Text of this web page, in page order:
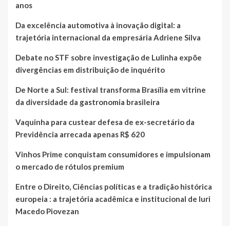
anos
Da excelência automotiva à inovação digital: a
trajetória internacional da empresária Adriene Silva
Debate no STF sobre investigação de Lulinha expõe
divergências em distribuição de inquérito
De Norte a Sul: festival transforma Brasília em vitrine
da diversidade da gastronomia brasileira
Vaquinha para custear defesa de ex-secretário da
Previdência arrecada apenas R$ 620
Vinhos Prime conquistam consumidores e impulsionam
o mercado de rótulos premium
Entre o Direito, Ciências políticas e a tradição histórica
europeia : a trajetória acadêmica e institucional de Iuri
Macedo Piovezan